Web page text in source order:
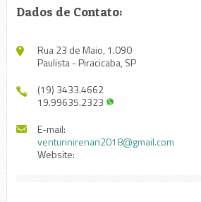
Dados de Contato:
Rua 23 de Maio, 1.090
Paulista - Piracicaba, SP
(19) 3433.4662
19.99635.2323
E-mail:
venturinirenan2018@gmail.com
Website: